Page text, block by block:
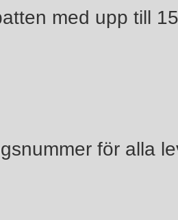
med upp till
för alla